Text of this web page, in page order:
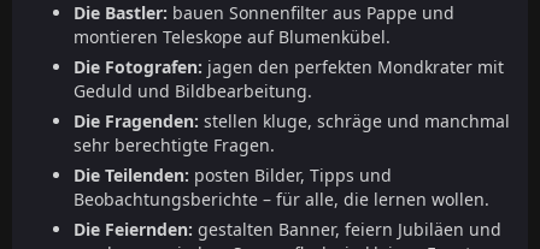
Die Bastler: bauen Sonnenfilter aus Pappe und
montieren Teleskope auf Blumenkübel.
Die Fotografen: jagen den perfekten Mondkrater mit
Geduld und Bildbearbeitung.
Die Fragenden: stellen kluge, schräge und manchmal
sehr berechtigte Fragen.
Die Teilenden: posten Bilder, Tipps und
Beobachtungsberichte – für alle, die lernen wollen.
Die Feiernden: gestalten Banner, feiern Jubiläen und